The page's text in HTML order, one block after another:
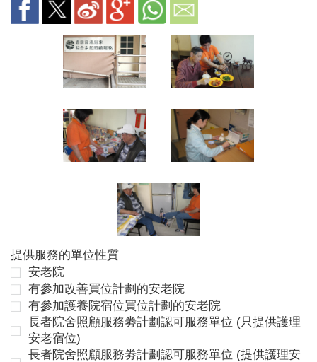
提供服務的單位性質
安老院
有參加改善買位計劃的安老院
有參加護養院宿位買位計劃的安老院
長者院舍照顧服務劵計劃認可服務單位 (只提供護理
安老宿位)
長者院舍照顧服務劵計劃認可服務單位 (提供護理安